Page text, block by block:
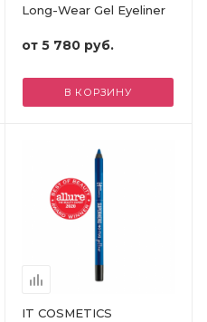
Long-Wear Gel Eyeliner
от 5 780 руб.
В КОРЗИНУ
IT COSMETICS